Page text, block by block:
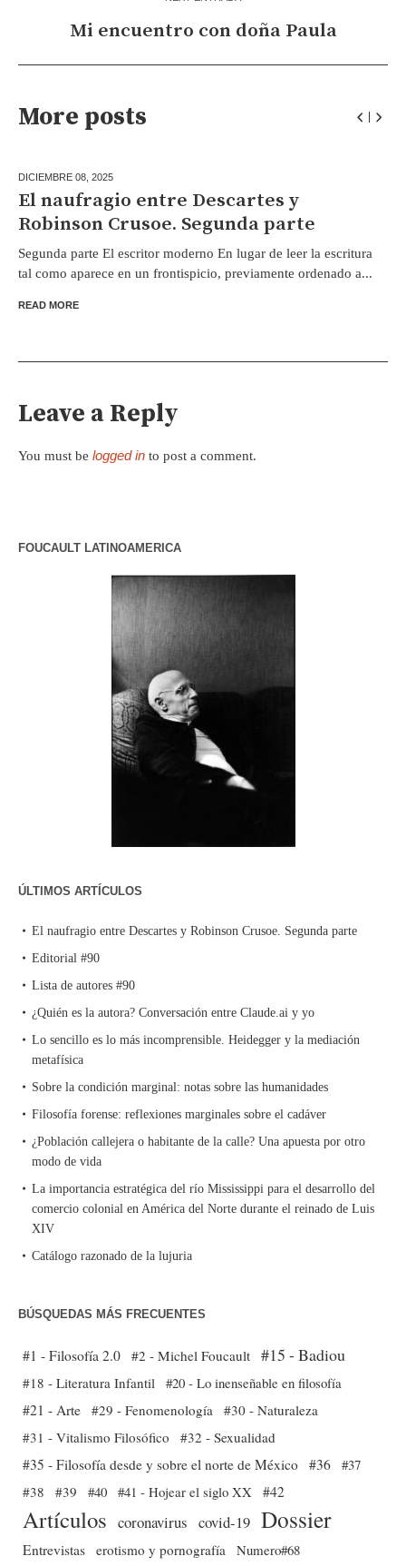
Mi encuentro con doña Paula
More posts
DICIEMBRE 08, 2025
El naufragio entre Descartes y
Robinson Crusoe. Segunda parte
Segunda parte El escritor moderno En lugar de leer la escritura
tal como aparece en un frontispicio, previamente ordenado a...
READ MORE
Leave a Reply
You must be logged in to post a comment.
FOUCAULT LATINOAMERICA
ÚLTIMOS ARTÍCULOS
El naufragio entre Descartes y Robinson Crusoe. Segunda parte
Editorial #90
Lista de autores #90
¿Quién es la autora? Conversación entre Claude.ai y yo
Lo sencillo es lo más incomprensible. Heidegger y la mediación
metafísica
Sobre la condición marginal: notas sobre las humanidades
Filosofía forense: reflexiones marginales sobre el cadáver
¿Población callejera o habitante de la calle? Una apuesta por otro
modo de vida
La importancia estratégica del río Mississippi para el desarrollo del
comercio colonial en América del Norte durante el reinado de Luis
XIV
Catálogo razonado de la lujuria
BÚSQUEDAS MÁS FRECUENTES
#1 - Filosofía 2.0 #2 - Michel Foucault #15 - Badiou
#18 - Literatura Infantil #20 - Lo inenseñable en filosofía
#21 - Arte #29 - Fenomenología
#30 - Naturaleza
#31 - Vitalismo Filosófico
#32 - Sexualidad
#35 - Filosofía desde y sobre el norte de México #36 #37
#38
#39 #40 #41 - Hojear el siglo XX #42
Artículos coronavirus covid-19 Dossier
Entrevistas erotismo y pornografía
Numero#68